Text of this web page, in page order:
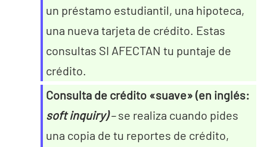
un préstamo estudiantil, una hipoteca,
una nueva tarjeta de crédito. Estas
consultas SI AFECTAN tu puntaje de
crédito.
Consulta de crédito «suave» (en inglés:
soft inquiry)–se realiza cuando pides
una copia de tu reportes de crédito,